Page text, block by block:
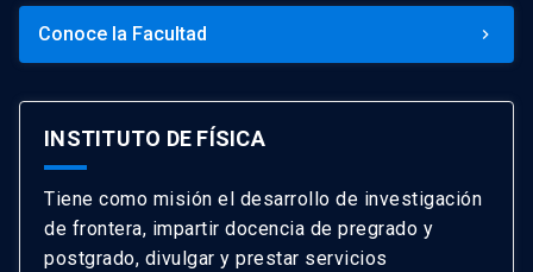
Conoce la Facultad keyboard_arrow_right
INSTITUTO DE FÍSICA
Tiene como misión el desarrollo de investigación
de frontera, impartir docencia de pregrado y
postgrado, divulgar y prestar servicios